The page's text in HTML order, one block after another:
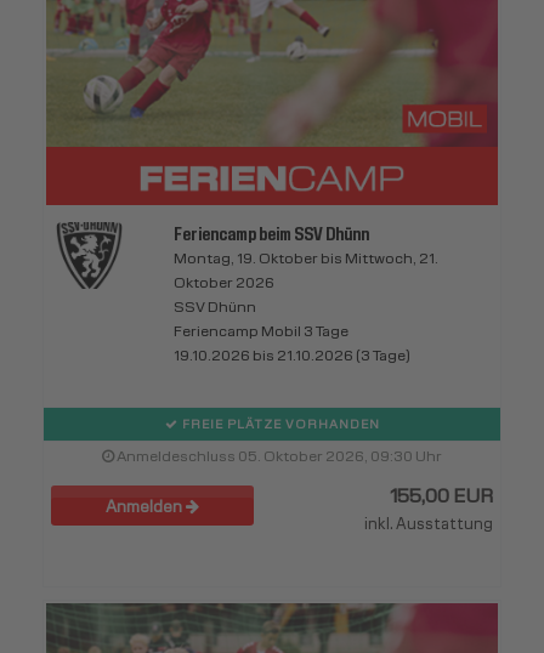
Feriencamp beim SSV Dhünn
Montag, 19. Oktober bis Mittwoch, 21.
Oktober 2026
SSV Dhünn
Feriencamp Mobil 3 Tage
19.10.2026 bis 21.10.2026 (3 Tage)
FREIE PLÄTZE VORHANDEN
Anmeldeschluss 05. Oktober 2026, 09:30 Uhr
Anmelden 155,00 EUR
inkl. Ausstattung